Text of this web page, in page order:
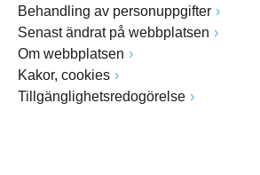
Behandling av personuppgifter
Senast ändrat på webbplatsen
Om webbplatsen
Kakor, cookies
Tillgänglighetsredogörelse